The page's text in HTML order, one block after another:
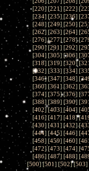
[220] [221] [222] [
[234] [235] [236] [
[248] [249] [250] [
[262] [263] [264] [
[276] [277] [278] [
[290] [291] [292] [
[304] [305] [306] [
[318] [319] [320] [
[332] [333] [334] [
[346] [347] [348] [
[360] [361] [362] [
[374] [375] [376] [
[388] [389] [390] [
[402] [403] [404] [
[416] [417] [418] [
[430] [431] [432] [
[444] [445] [446] [
[458] [459] [460] [
[472] [473] [474] [
[486] [487] [488] [
[500] [501] [502] [503]